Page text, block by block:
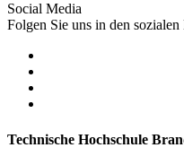
Social Media
Folgen Sie uns in den
Technische Hochschule